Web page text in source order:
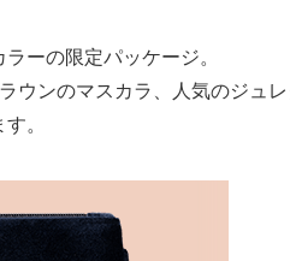
ーの限定パッケージ。
ウンのマスカラ、人気のジュ
。